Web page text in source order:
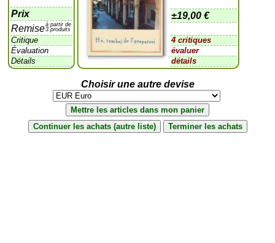
Prix
Remiseà partir de
3 produits
Critique
Évaluation
Détails
±19,00 €
4 critiques
évaluer
détails
Choisir une autre devise